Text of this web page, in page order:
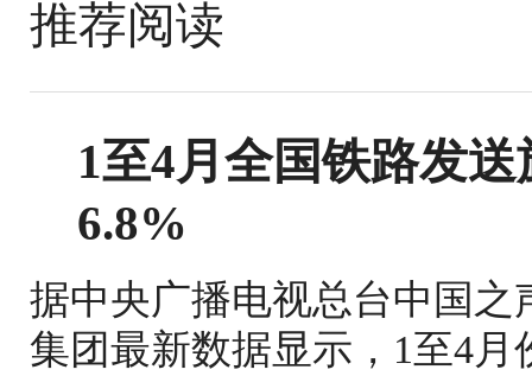
推荐阅读
1至4月全国铁路发
6.8%
据中央广播电视总台中国
集团最新数据显示，1至4月